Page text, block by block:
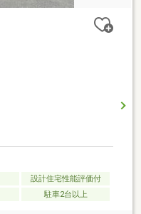
設計住宅性能評価付
駐車2台以上